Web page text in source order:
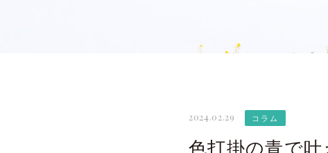
2024.02.29 コラム
色打掛の青で